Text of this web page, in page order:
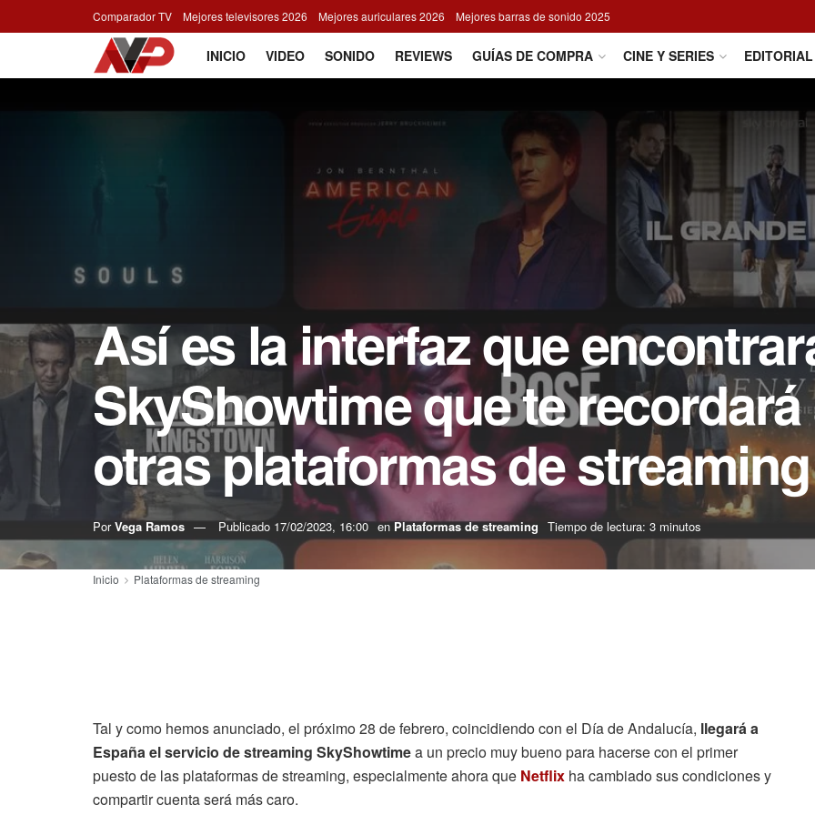
Comparador TV Mejores televisores 2026 Mejores auriculares 2026 Mejores barras de sonido 2025
INICIO VIDEO SONIDO REVIEWS GUÍAS DE COMPRA CINE Y SERIES EDITORIAL
Así es la interfaz que
SkyShowtime que te recordará
otras plataformas de streaming
Por Vega Ramos Publicado 17/02/2023, 16:00 en Plataformas de streaming Tiempo de lectura: 3 minutos
Inicio Plataformas de streaming
Tal y como hemos anunciado, el próximo 28 de febrero, coincidiendo con el Día de Andalucía, llegará a
España el servicio de streaming SkyShowtimea un precio muy bueno para hacerse con el primer
puesto de las plataformas de streaming, especialmente ahora que Netflix ha cambiado sus condiciones y
compartir cuenta será más caro.